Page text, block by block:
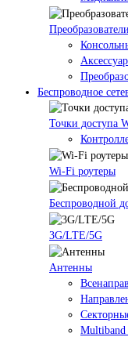
Беспроводное
Точки доступа
Wi-Fi роутеры
Беспроводной
3G/LTE/5G
Антенны
Multiband